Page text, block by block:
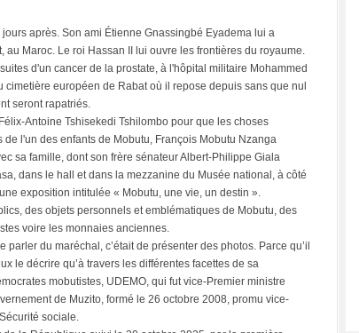
jours après. Son ami Étienne Gnassingbé Eyadema lui a
au Maroc. Le roi Hassan II lui ouvre les frontières du royaume.
d'un cancer de la prostate, à l'hôpital militaire Mohammed
européen de Rabat où il repose depuis sans que nul
seront rapatriés.
Antoine Tshisekedi Tshilombo pour que les choses
l'un des enfants de Mobutu, François Mobutu Nzanga
sa famille, dont son frère sénateur Albert-Philippe Giala
dans le hall et dans la mezzanine du Musée national, à côté
exposition intitulée « Mobutu, une vie, un destin ».
des objets personnels et emblématiques de Mobutu, des
voire les monnaies anciennes.
du maréchal, c’était de présenter des photos. Parce qu’il
le décrire qu’à travers les différentes facettes de sa
mobutistes, UDEMO, qui fut vice-Premier ministre
de Muzito, formé le 26 octobre 2008, promu vice-
sociale.